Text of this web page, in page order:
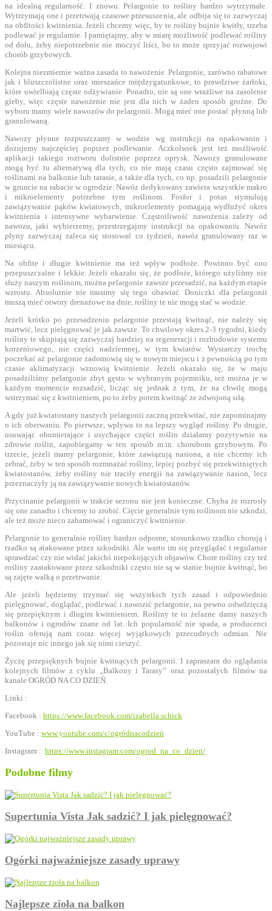
na idealną regularność. I znowu. Pelargonie to rośliny bardzo wytrzymałe.
Wytrzymają one i przetrwają czasowe przesuszenia, ale odbija się to zazwyczaj
na obfitości kwitnienia. Jeżeli chcemy więc, by te rośliny bujnie kwitły, trzeba
podlewać je regularnie. I pamiętajmy, aby w miarę możliwość podlewać rośliny
od dołu, żeby niepotrzebnie nie moczyć liści, bo to może sprzyjać rozwojowi
chorób grzybowych.
Kolejna niezmiernie ważna zasada to nawożenie. Pelargonie, zarówno rabatowe
jak i bluszczolistne oraz mieszańce międzygatunkowe, to prawdziwe żarłoki,
które uwielbiają częste odżywianie. Ponadto, nie są one wrażliwe na zasolenie
gleby, więc częste nawożenie nie jest dla nich w żaden sposób groźne. Do
wyboru mamy wiele nawozów do pelargonii. Mogą mieć one postać płynną lub
granulowaną.
Nawozy płynne rozpuszczamy w wodzie wg instrukcji na opakowaniu i
dozujemy najczęściej poprzez podlewanie. Aczkolwiek jest też możliwość
aplikacji takiego roztworu dolistnie poprzez oprysk. Nawozy granulowane
mogą być tu alternatywą dla tych, co nie mają czasu często zajmować się
roślinami na balkonie lub tarasie, a także dla tych, co np. posadzili pelargonie
w gruncie na rabacie w ogrodzie. Nawóz dedykowany zawiera wszystkie makro
i mikroelementy potrzebne tym roślinom. Fosfor i potas stymulują
zawiązywanie pąków kwiatowych, mikroelementy pomagają wydłużyć okres
kwitnienia i intensywne wybarwienie. Częstotliwość nawożenia zależy od
nawozu, jaki wybierzemy, przestrzegajmy instrukcji na opakowaniu. Nawóz
płyny zazwyczaj zaleca się stosować co tydzień, nawóz granulowany raz w
miesiącu.
Na obfite i długie kwitnienie ma też wpływ podłoże. Powinno być ono
przepuszczalne i lekkie. Jeżeli okazało się, że podłoże, którego użyliśmy nie
służy naszym roślinom, można pelargonie zawsze przesadzić, na każdym etapie
wzrostu. Absolutnie nie musimy się tego obawiać. Doniczki dla pelargonii
muszą mieć otwory drenażowe na dnie, rośliny te nie mogą stać w wodzie.
Jeżeli krótko po przesadzeniu pelargonie przestają kwitnąć, nie należy się
martwić, lecz pielęgnować je jak zawsze. To chwilowy okres 2-3 tygodni, kiedy
rośliny te skupiają się zazwyczaj bardziej na regeneracji i rozbudowie systemu
korzeniowego, nie części nadziemnej, w tym kwiatów. Wystarczy trochę
poczekać aż pelargonie zadomowią się w nowym miejscu i z pewnością po tym
czasie aklimatyzacji wznowią kwitnienie. Jeżeli okazało się, że w maju
posadziliśmy pelargonie zbyt gęsto w wybranym pojemniku, też można je w
każdym momencie rozsadzić, licząc się jednak z tym, że na chwilę mogą
wstrzymać się z kwitnieniem, po to żeby potem kwitnąć ze zdwojoną siłą.
A gdy już kwiatostany naszych pelargonii zaczną przekwitać, nie zapominajmy
o ich oberwaniu. Po pierwsze, wpływa to na lepszy wygląd rośliny. Po drugie,
usuwając obumierające i usychające części roślin działamy pozytywnie na
zdrowie roślin, zapobiegamy w ten sposób m.in. chorobom grzybowym. Po
trzecie, jeżeli mamy pelargonie, które zawiązują nasiona, a nie chcemy ich
zebrać, żeby w ten sposób rozmnażać rośliny, lepiej pozbyć się przekwitniętych
kwiatostanów, żeby rośliny nie traciły energii na zawiązywanie nasion, lecz
przeznaczyły ją na zawiązywanie nowych kwiatostanów.
Przycinanie pelargonii w trakcie sezonu nie jest konieczne. Chyba że rozrosły
się one zanadto i chcemy to zrobić. Cięcie generalnie tym roślinom nie szkodzi,
ale też może nieco zahamować i ograniczyć kwitnienie.
Pelargonie to generalnie rośliny bardzo odporne, stosunkowo rzadko chorują i
rzadko są atakowane przez szkodniki. Ale warto im się przyglądać i regularnie
sprawdzać czy nie widać jakichś niepokojących objawów. Chore rośliny czy też
rośliny zaatakowane przez szkodniki często nie są w stanie bujnie kwitnąć, bo
są zajęte walką o przetrwanie.
Ale jeżeli będziemy trzymać się wszystkich tych zasad i odpowiednio
pielęgnować, doglądać, podlewać i nawozić pelargonie, na pewno odwdzięczą
się przepięknym i długim kwitnieniem. Rośliny te to żelazne damy naszych
balkonów i ogrodów znane od lat. Ich popularność nie spada, a producenci
roślin oferują nam coraz więcej wyjątkowych przecudnych odmian. Nie
pozostaje nic innego jak się nimi cieszyć.
Życzę przepięknych bujnie kwitnących pelargonii. I zapraszam do oglądania
kolejnych filmów z cyklu „Balkony i Tarasy” oraz pozostałych filmów na
kanale OGRÓD NA CO DZIEŃ.
Linki :
Facebook : https://www.facebook.com/izabella.schick
YouTube : www.youtube.com/c/ogródnacodzień
Instagram : https://www.instagram.com/ogrod_na_co_dzien/
Podobne filmy
Supertunia Vista Jak sadzić? I jak pielęgnować?
Ogórki najważniejsze zasady uprawy
Najlepsze zioła na balkon